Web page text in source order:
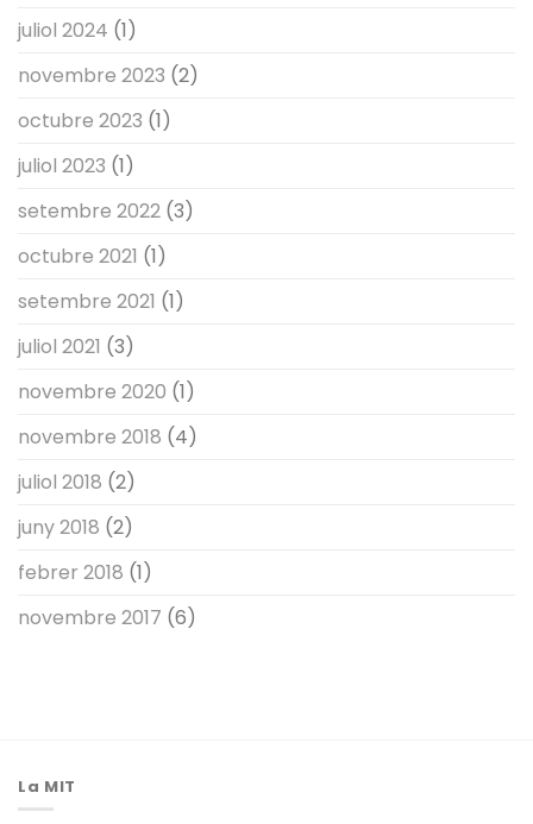
juliol 2024 (1)
novembre 2023 (2)
octubre 2023 (1)
juliol 2023 (1)
setembre 2022 (3)
octubre 2021 (1)
setembre 2021 (1)
juliol 2021 (3)
novembre 2020 (1)
novembre 2018 (4)
juliol 2018 (2)
juny 2018 (2)
febrer 2018 (1)
novembre 2017 (6)
La MIT